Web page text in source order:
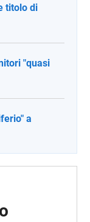
titolo di
"quasi
a